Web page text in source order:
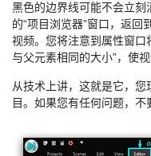
黑色的边界线可能不会立刻
的“项目浏览器”窗口，返回
视频。您将注意到属性窗口
与父元素相同的大小”，使
从技术上讲，这就是它，
目。如果您有任何问题，不